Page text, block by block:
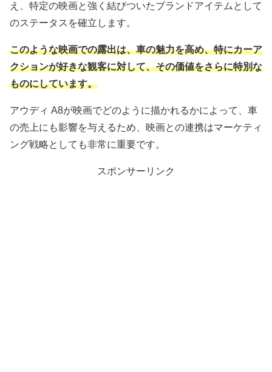
え、特定の映画と強く結びついたブランドアイテムとして
のステータスを確立します。
このような映画での露出は、車の魅力を高め、特にカーア
クションが好きな観客に対して、その価値をさらに特別な
ものにしています。
アウディ A8が映画でどのように描かれるかによって、車
の売上にも影響を与えるため、映画との連携はマーケティ
ング戦略としても非常に重要です。
スポンサーリンク